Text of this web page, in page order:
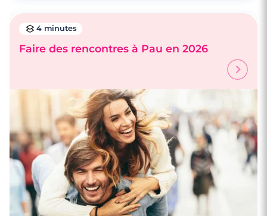
4 minutes
Faire des rencontres à Pau en 2026